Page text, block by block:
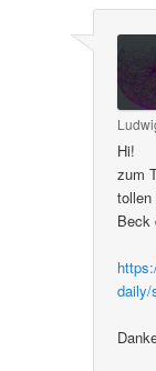
Hi!
zum
Beck
daily/